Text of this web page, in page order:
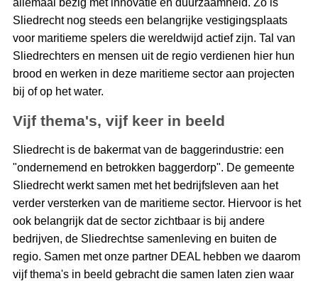
allemaal bezig met innovatie en duurzaamheid. Zo is
Sliedrecht nog steeds een belangrijke vestigingsplaats
voor maritieme spelers die wereldwijd actief zijn. Tal van
Sliedrechters en mensen uit de regio verdienen hier hun
brood en werken in deze maritieme sector aan projecten
bij of op het water.
Vijf thema's, vijf keer in beeld
Sliedrecht is de bakermat van de baggerindustrie: een
"ondernemend en betrokken baggerdorp". De gemeente
Sliedrecht werkt samen met het bedrijfsleven aan het
verder versterken van de maritieme sector. Hiervoor is het
ook belangrijk dat de sector zichtbaar is bij andere
bedrijven, de Sliedrechtse samenleving en buiten de
regio. Samen met onze partner DEAL hebben we daarom
vijf thema's in beeld gebracht die samen laten zien waar